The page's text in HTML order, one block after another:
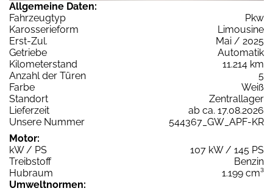
Allgemeine Daten:
Fahrzeugtyp
Pkw
Karosserieform
Limousine
Erst-Zul.
Mai / 2025
Getriebe
Automatik
Kilometerstand
11.214 km
Anzahl der Türen
5
Farbe
Weiß
Standort
Zentrallager
Lieferzeit
ab ca. 17.08.2026
Unsere Nummer
544367_GW_APF-KR
Motor:
kW / PS
107 kW / 145 PS
Treibstoff
Benzin
Hubraum
1.199 cm³
Umweltnormen: